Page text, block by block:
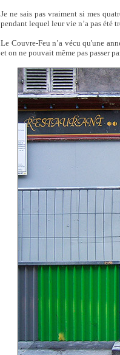
Je ne sais pas vraiment si mes
pendant lequel leur vie n’a pas été
Le Couvre-Feu n’a vécu qu'une
et on ne pouvait même pas passer